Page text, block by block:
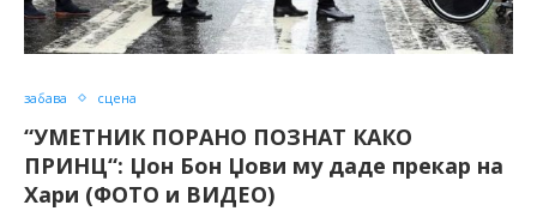
забава сцена
“УМЕТНИК ПОРАНО ПОЗНАТ КАКО
ПРИНЦ“: Џон Бон Џови му даде прекар на
Хари (ФОТО и ВИДЕО)